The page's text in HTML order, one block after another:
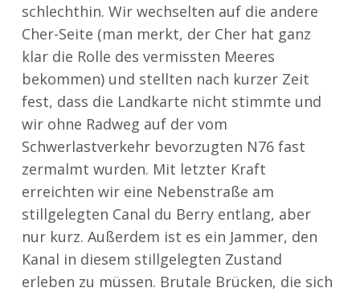
schlechthin. Wir wechselten auf die andere
Cher-Seite (man merkt, der Cher hat ganz
klar die Rolle des vermissten Meeres
bekommen) und stellten nach kurzer Zeit
fest, dass die Landkarte nicht stimmte und
wir ohne Radweg auf der vom
Schwerlastverkehr bevorzugten N76 fast
zermalmt wurden. Mit letzter Kraft
erreichten wir eine Nebenstraße am
stillgelegten Canal du Berry entlang, aber
nur kurz. Außerdem ist es ein Jammer, den
Kanal in diesem stillgelegten Zustand
erleben zu müssen. Brutale Brücken, die sich